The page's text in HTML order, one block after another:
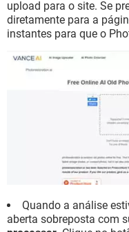
upload para o site. Se
diretamente para a
instantes para que o
Quando a análise
aberta sobreposta com